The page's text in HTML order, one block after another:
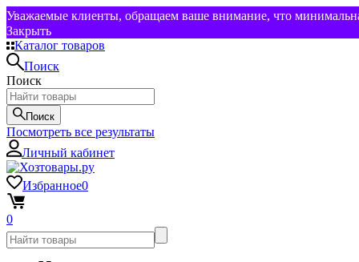
Уважаемые клиенты, обращаем ваше внимание, что
Закрыть
Каталог товаров
Поиск
Поиск
Поиск
Посмотреть все результаты
Личный кабинет
Избранное0
0